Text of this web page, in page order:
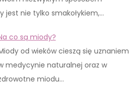
jest nie tylko smakołykiem,…
co są miody?
od wieków cieszą się uznaniem
medycynie naturalnej oraz w
miodu…